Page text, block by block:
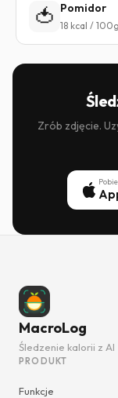
🍅 Pomidor
18 kcal / 100g
Zrób zdjęcie.
MacroLog
Śledzenie kalorii z AI
PRODUKT
Funkcje